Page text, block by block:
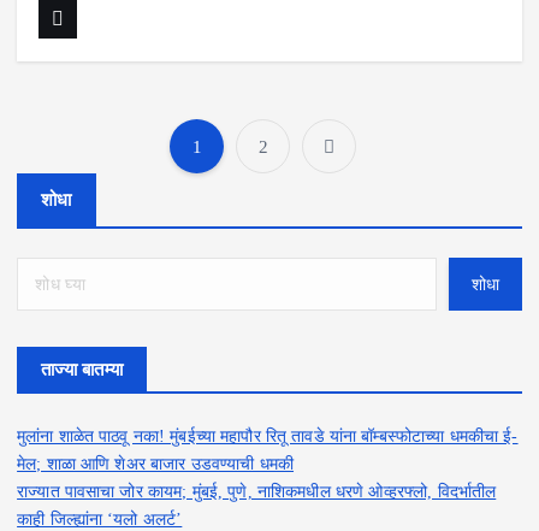
o
s
t
a
g
1 2
शोधा
शोधा
ताज्या बातम्या
मुलांना शाळेत पाठवू नका! मुंबईच्या महापौर रितू तावडे यांना बॉम्बस्फोटाच्या धमकीचा ई-
मेल; शाळा आणि शेअर बाजार उडवण्याची धमकी
राज्यात पावसाचा जोर कायम; मुंबई, पुणे, नाशिकमधील धरणे ओव्हरफ्लो, विदर्भातील
काही जिल्ह्यांना ‘यलो अलर्ट’